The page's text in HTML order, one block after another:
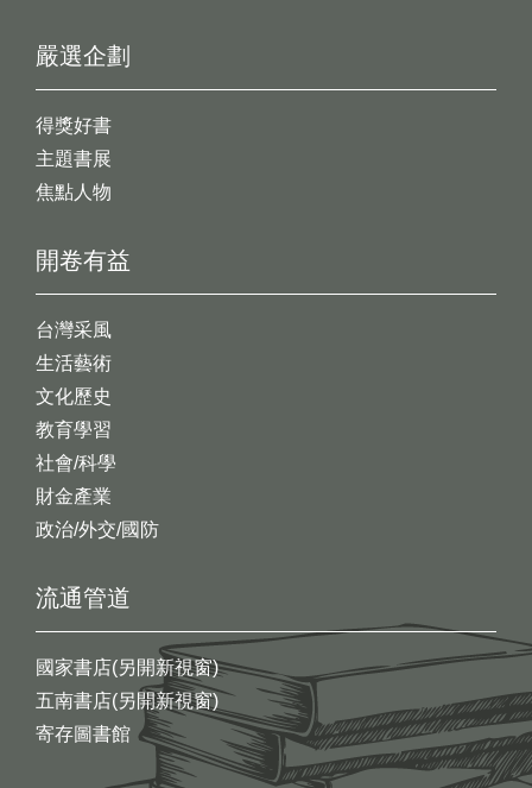
開卷有益
台灣采風
生活藝術
文化歷史
教育學習
社會/科學
財金產業
政治/外交/國防
嚴選企劃
得獎好書
主題書展
焦點人物
流通管道
國家書店(另開新視窗)
五南書店(另開新視窗)
寄存圖書館